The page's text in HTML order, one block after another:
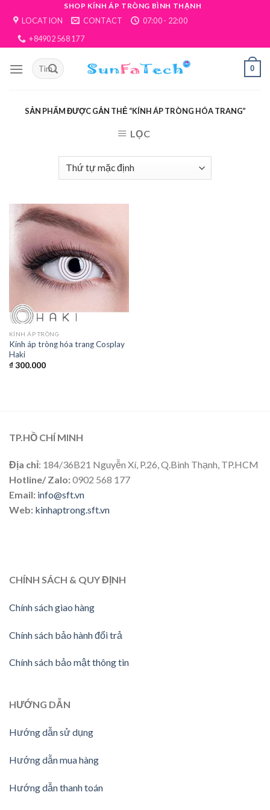
content
SHOP KÍNH ÁP TRÒNG BÌNH THẠNH
LOCATION CONTACT
07:00 - 22:00
+84902 568 177
0
SẢN PHẨM ĐƯỢC GẮN THẺ “KÍNH ÁP TRÒNG HÓA TRANG”
LỌC
KÍNH ÁP TRÒNG
Kính áp tròng hóa trang Cosplay
Haki
₫300.000
TP.HỒ CHÍ MINH
Địa chỉ: 184/36B21 Nguyễn Xí, P.26, Q.Bình Thạnh, TP.HCM
Hotline/ Zalo:0902 568 177
Email: info@sft.vn
Web: kinhaptrong.sft.vn
CHÍNH SÁCH & QUY ĐỊNH
Chính sách giao hàng
Chính sách bảo hành đổi trả
Chính sách bảo mật thông tin
HƯỚNG DẪN
Hướng dẫn sử dụng
Hướng dẫn mua hàng
Hướng dẫn thanh toán